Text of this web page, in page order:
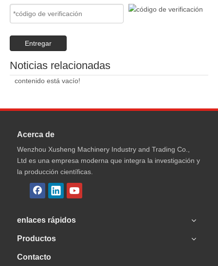
Entregar
Noticias relacionadas
contenido está vacío!
Acerca de
Wenzhou Xusheng Machinery Industry and Trading Co.,
Ltd es una empresa moderna que integra la investigación y
la producción científicas.
enlaces rápidos
Productos
Contacto